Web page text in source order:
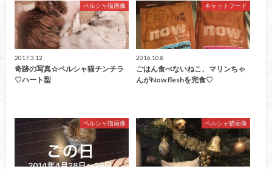
ペルシャ猫画像
2017.3.12
奇跡の写真☆ペルシャ猫チンチラ
♡ハート型
キャットフード
2016.10.8
ごはん食べないねこ、マリンちゃ
んがNow fleshを完食♡
ペルシャ猫画像 ペルシャ猫画像